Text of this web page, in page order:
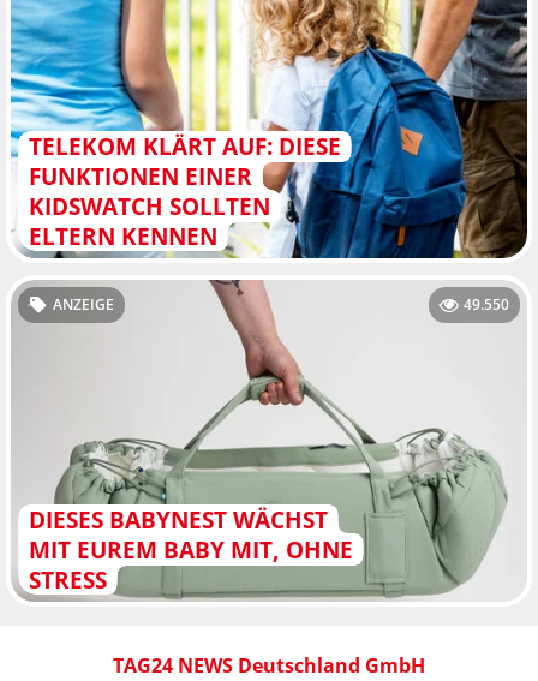
TELEKOM KLÄRT AUF: DIESE
FUNKTIONEN EINER
KIDSWATCH SOLLTEN
ELTERN KENNEN
DIESES BABYNEST WÄCHST
MIT EUREM BABY MIT, OHNE
STRESS
ANZEIGE 49.550
TAG24 NEWS Deutschland GmbH